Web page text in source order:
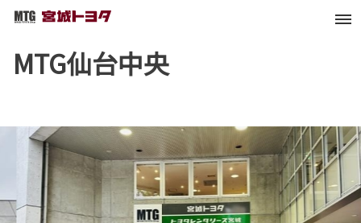
MTG仙台中央